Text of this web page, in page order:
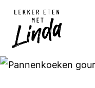
naar
inhoud